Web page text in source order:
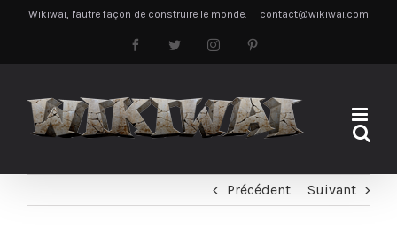
PasserWikiwai, l'autre façon de construire le monde. contact@wikiwai.com
FacebookTwitter Instagram
Précédent Suivant